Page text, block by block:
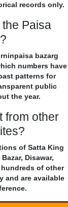
records only.
Paisa
bazarg
numbers have
patterns for
public
the year.
from other
of Satta King
Disawar,
hundreds of other
and are available